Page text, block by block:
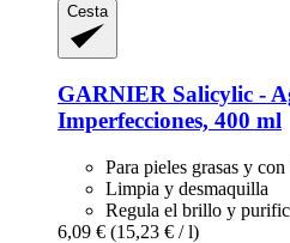
Cesta
GARNIER Salicylic -​
Imperfecciones, 400 ml
Para pieles grasas y
Limpia y desmaquilla
Regula el brillo y
6,09 € (15,23 € / l)